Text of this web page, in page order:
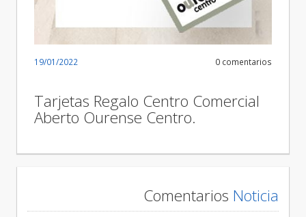
19/01/2022 0 comentarios
Tarjetas Regalo Centro Comercial
Aberto Ourense Centro.
Comentarios Noticia